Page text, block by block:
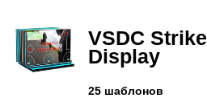
VSDC Strike
Display
25 шаблонов